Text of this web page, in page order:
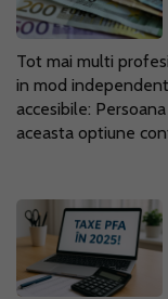
Tot mai multi
in mod
accesibile:
aceasta optiune